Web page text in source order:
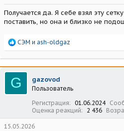
Получается да. Я себе взял эту
поставить, но она и близко не
Р
а
к
ц
и
и
СЭМ и ash-oldgaz
G gazovod
Пользователь
Регистрация
01.06.2024
Оценка реакций
2 436
15.05.2026